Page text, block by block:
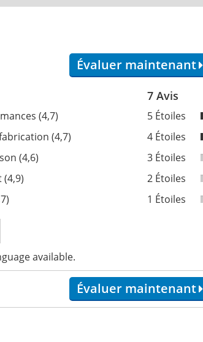
Évaluer maintenant
(4,7)
(4,7)
(4,6)
7 Avis
5 Étoiles
4 Étoiles
3 Étoiles
2 Étoiles
1 Étoiles
available.
Évaluer maintenant